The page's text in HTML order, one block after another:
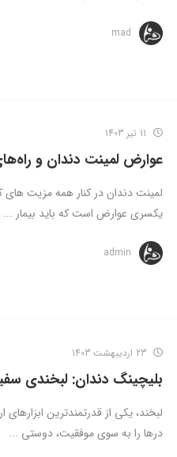
mad
عوارض لمینت دندان و
لمینت دندان در کنار همه مزیت های
یکسری عوارض است که باید بیمار ...
admin
بلیچینگ دندان: لبخندی
لبخند، یکی از قدرتمندترین
درها را به سوی موفقیت، دوستی ...